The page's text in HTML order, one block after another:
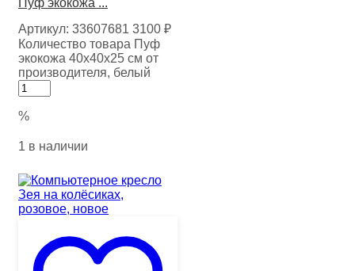
Пуф экокожа ...
Артикул: 33607681 3100 ₽
Количество товара Пуф
экокожа 40х40х25 см от
производителя, белый
%
1 в наличии